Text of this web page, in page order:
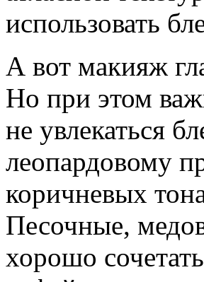
использовать
А вот макияж
Но при этом
не увлекаться
леопардовому
коричневых
Песочные,
хорошо